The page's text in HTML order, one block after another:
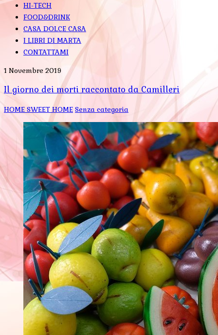
HI-TECH
FOOD&DRINK
CASA DOLCE CASA
I LIBRI DI MARTA
CONTATTAMI
1 Novembre 2019
Il giorno dei morti raccontato da Camilleri
HOME SWEET HOME Senza categoria